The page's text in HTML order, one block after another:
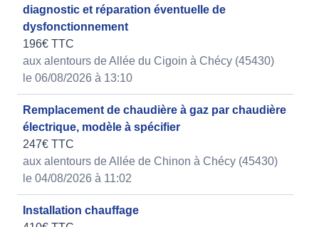
diagnostic et réparation éventuelle de
dysfonctionnement
196€ TTC
aux alentours de Allée du Cigoin à Chécy (45430)
le 06/08/2026 à 13:10
Remplacement de chaudière à gaz par chaudière
électrique, modèle à spécifier
247€ TTC
aux alentours de Allée de Chinon à Chécy (45430)
le 04/08/2026 à 11:02
Installation chauffage